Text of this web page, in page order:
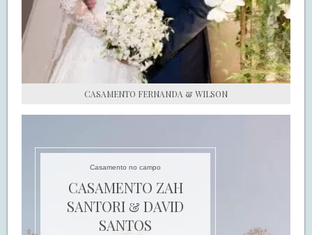
CASAMENTO FERNANDA & WILSON
Casamento no campo
CASAMENTO ZAH
SANTORI & DAVID
SANTOS